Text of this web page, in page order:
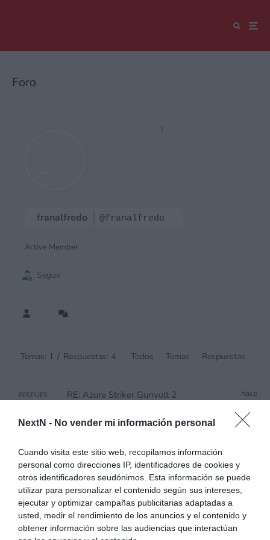
NextN - No vender mi información personal
Cuando visita este sitio web, recopilamos información
personal como direcciones IP, identificadores de cookies y
otros identificadores seudónimos. Esta información se puede
utilizar para personalizar el contenido según sus intereses,
ejecutar y optimizar campañas publicitarias adaptadas a
usted, medir el rendimiento de los anuncios y el contenido y
obtener información sobre las audiencias que interactúan
Foro
franalfredo @franalfredo
|
Active Member
Seguir
Temas: 1 / Respuestas: 4 Todos Temas Respuestas
RESPUES
RE: Azure Striker Gunvolt 2
me gustó pese a no ser una obra maestra,
es un buen sucesor de Megaman (con sus
hace
años
FORO 3DS
RESPUES
TA
RE: Análisis personal New Style
Boutique 3
Muchas gracias, le regalaré el 2 que era el
que más me llamaba la atención tras leer
diversos análisis.
hace 9